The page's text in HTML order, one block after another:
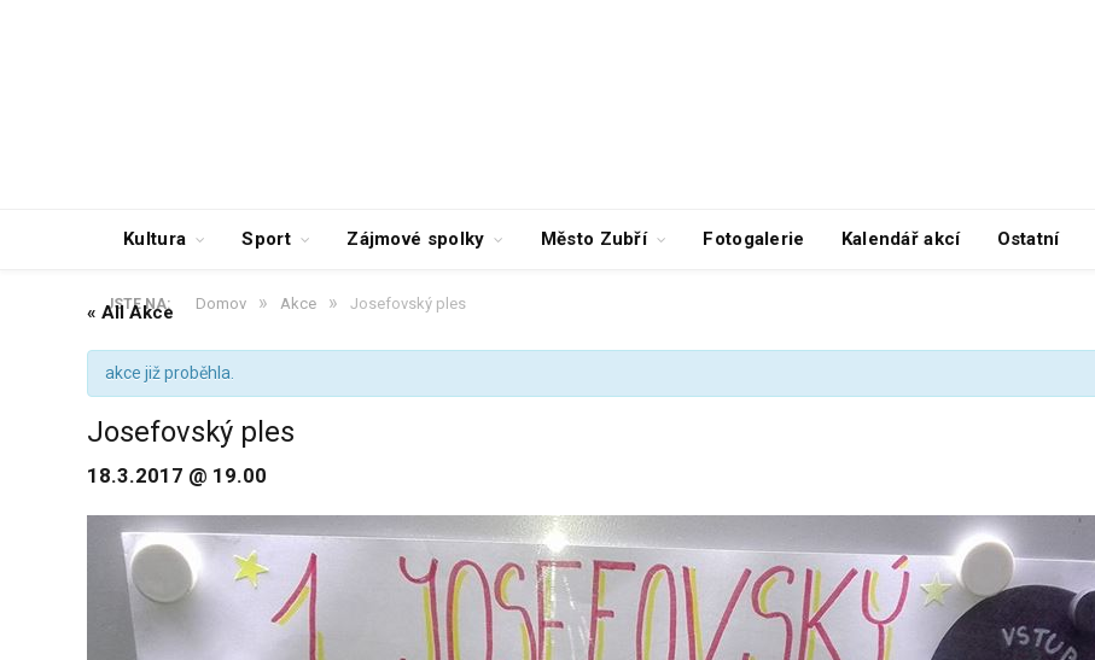
Kultura Sport Zájmové spolky Město Zubří Fotogalerie Kalendář akcí Ostatní
JSTE NA: Domov » Akce » Josefovský ples
« All Akce
akce již proběhla.
Josefovský ples
18.3.2017 @ 19.00